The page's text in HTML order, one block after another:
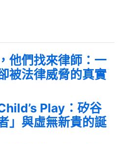
他們找來律師：一
被法律威脅的真實
Play：矽谷
」與虛無新貴的誕